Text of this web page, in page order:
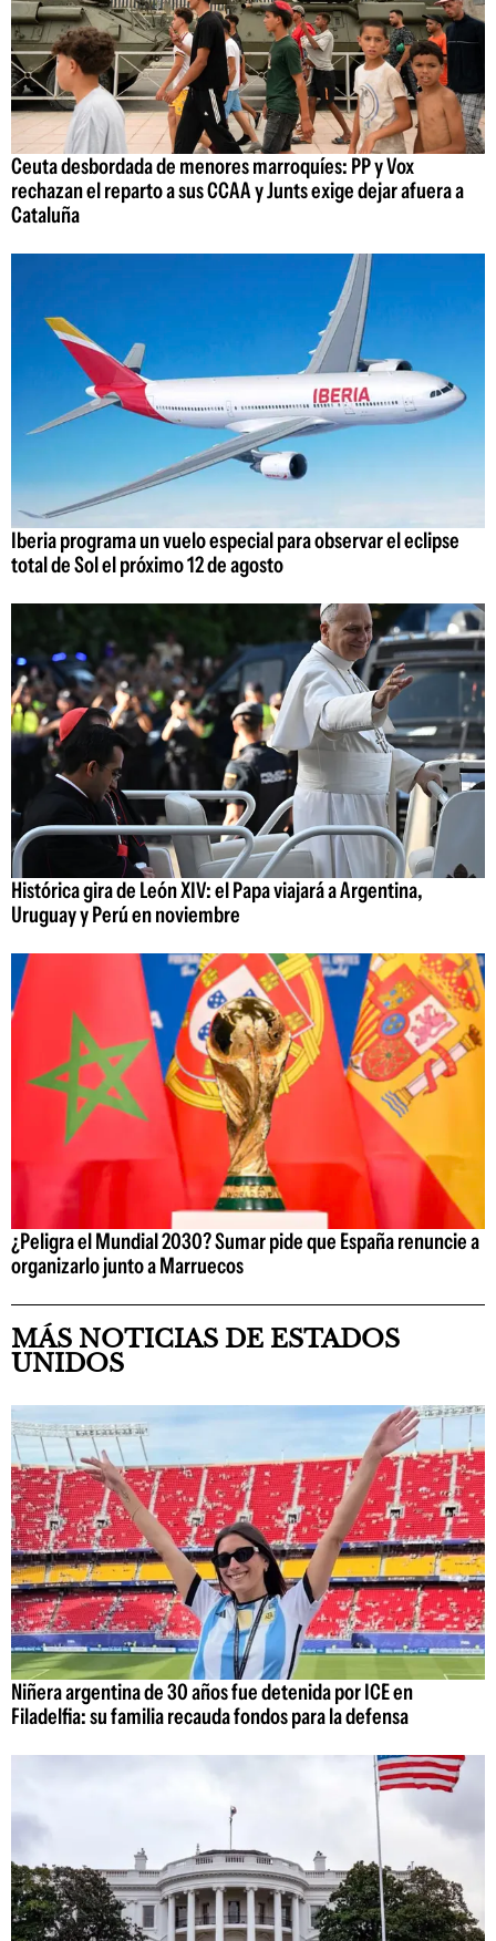
Ceuta desbordada de menores marroquíes: PP y Vox
rechazan el reparto a sus CCAA y Junts exige dejar afuera a
Cataluña
Iberia programa un vuelo especial para observar el eclipse
total de Sol el próximo 12 de agosto
Histórica gira de León XIV: el Papa viajará a Argentina,
Uruguay y Perú en noviembre
¿Peligra el Mundial 2030? Sumar pide que España renuncie a
organizarlo junto a Marruecos
MÁS NOTICIAS DE ESTADOS
UNIDOS
Niñera argentina de 30 años fue detenida por ICE en
Filadelfia: su familia recauda fondos para la defensa